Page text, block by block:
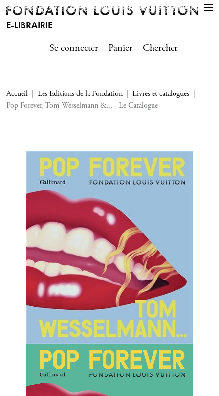
E-LIBRAIRIE
Se connecter
Panier Chercher
Accueil Les Editions de la Fondation
Livres et catalogues
Pop Forever, Tom Wesselmann &... - Le Catalogue